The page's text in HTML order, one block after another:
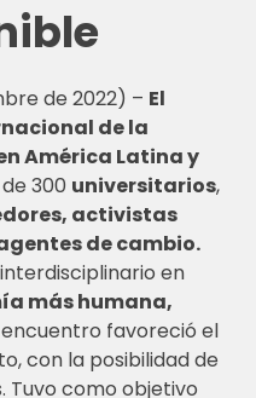
de 2022) – El
de la
América Latina y
300 universitarios,
activistas
de cambio.
en
más humana,
favoreció el
con la posibilidad de
Tuvo como objetivo